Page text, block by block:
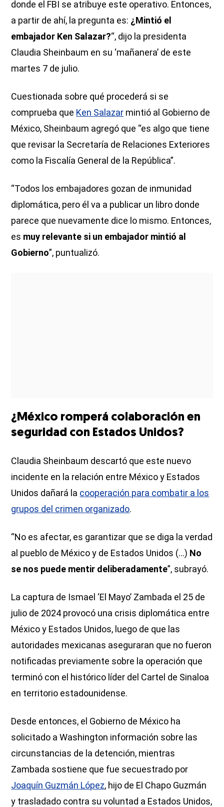
donde el FBI se atribuye este operativo. Entonces,
a partir de ahí, la pregunta es: ¿Mintió el
embajador Ken Salazar?“, dijo la presidenta
Claudia Sheinbaum en su ‘mañanera’ de este
martes 7 de julio.
Cuestionada sobre qué procederá si se
comprueba que Ken Salazar mintió al Gobierno de
México, Sheinbaum agregó que “es algo que tiene
que revisar la Secretaría de Relaciones Exteriores
como la Fiscalía General de la República”.
“Todos los embajadores gozan de inmunidad
diplomática, pero él va a publicar un libro donde
parece que nuevamente dice lo mismo. Entonces,
es muy relevante si un embajador mintió al
Gobierno”, puntualizó.
¿México romperá colaboración en
seguridad con Estados Unidos?
Claudia Sheinbaum descartó que este nuevo
incidente en la relación entre México y Estados
Unidos dañará la cooperación para combatir a los
grupos del crimen organizado.
“No es afectar, es garantizar que se diga la verdad
al pueblo de México y de Estados Unidos (...) No
se nos puede mentir deliberadamente”, subrayó.
La captura de Ismael ‘El Mayo’ Zambada el 25 de
julio de 2024 provocó una crisis diplomática entre
México y Estados Unidos, luego de que las
autoridades mexicanas aseguraran que no fueron
notificadas previamente sobre la operación que
terminó con el histórico líder del Cartel de Sinaloa
en territorio estadounidense.
Desde entonces, el Gobierno de México ha
solicitado a Washington información sobre las
circunstancias de la detención, mientras
Zambada sostiene que fue secuestrado por
Joaquín Guzmán López, hijo de El Chapo Guzmán
y trasladado contra su voluntad a Estados Unidos,